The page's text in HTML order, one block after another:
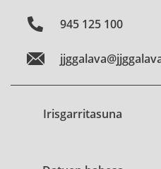
945 125 100
Irisgarritasuna